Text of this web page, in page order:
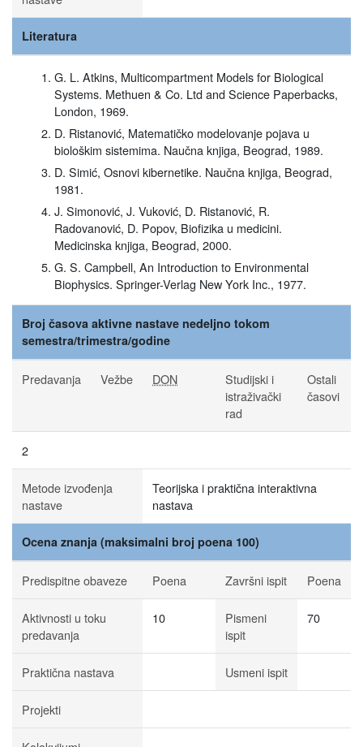
Literatura
G. L. Atkins, Multicompartment Models for Biological
Systems. Methuen & Co. Ltd and Science Paperbacks,
London, 1969.
D. Ristanović, Matematičko modelovanje pojava u
biološkim sistemima. Naučna knjiga, Beograd, 1989.
D. Simić, Osnovi kibernetike. Naučna knjiga, Beograd,
1981.
J. Simonović, J. Vuković, D. Ristanović, R.
Radovanović, D. Popov, Biofizika u medicini.
Medicinska knjiga, Beograd, 2000.
G. S. Campbell, An Introduction to Environmental
Biophysics. Springer-Verlag New York Inc., 1977.
Broj časova aktivne nastave nedeljno tokom
semestra/trimestra/godine
Predavanja Vežbe DON
Studijski i
istraživački
rad
Ostali
časovi
2
Metode izvođenja
nastave
Teorijska i praktična interaktivna
nastava
Ocena znanja (maksimalni broj poena 100)
Predispitne obaveze Poena Završni ispit Poena
Aktivnosti u toku
predavanja
10
Pismeni
ispit
70
Praktična nastava Usmeni ispit
Projekti